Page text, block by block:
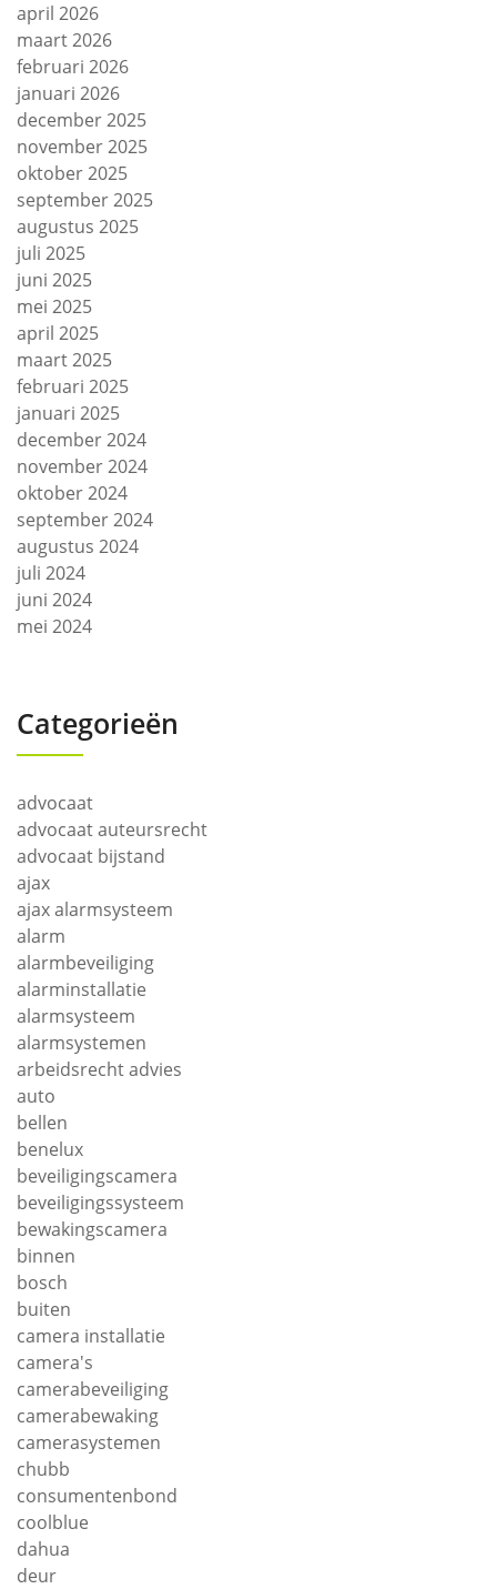
april 2026
maart 2026
februari 2026
januari 2026
december 2025
november 2025
oktober 2025
september 2025
augustus 2025
juli 2025
juni 2025
mei 2025
april 2025
maart 2025
februari 2025
januari 2025
december 2024
november 2024
oktober 2024
september 2024
augustus 2024
juli 2024
juni 2024
mei 2024
Categorieën
advocaat
advocaat auteursrecht
advocaat bijstand
ajax
ajax alarmsysteem
alarm
alarmbeveiliging
alarminstallatie
alarmsysteem
alarmsystemen
arbeidsrecht advies
auto
bellen
benelux
beveiligingscamera
beveiligingssysteem
bewakingscamera
binnen
bosch
buiten
camera installatie
camera's
camerabeveiliging
camerabewaking
camerasystemen
chubb
consumentenbond
coolblue
dahua
deur